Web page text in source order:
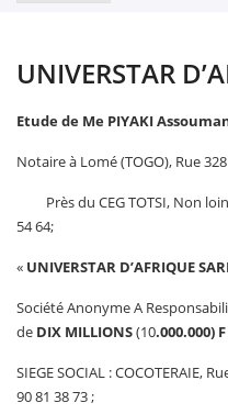
UNIVERSTAR
Etude de Me PIYAKI
Notaire à Lomé (TOGO), Rue
Près du CEG TOTSI, Non loin
54 64;
« UNIVERSTAR D’AFRIQUE
Société Anonyme A
de DIX MILLIONS(10.000.000)
SIEGE SOCIAL : COCOTERAIE,
90 81 38 73 ;